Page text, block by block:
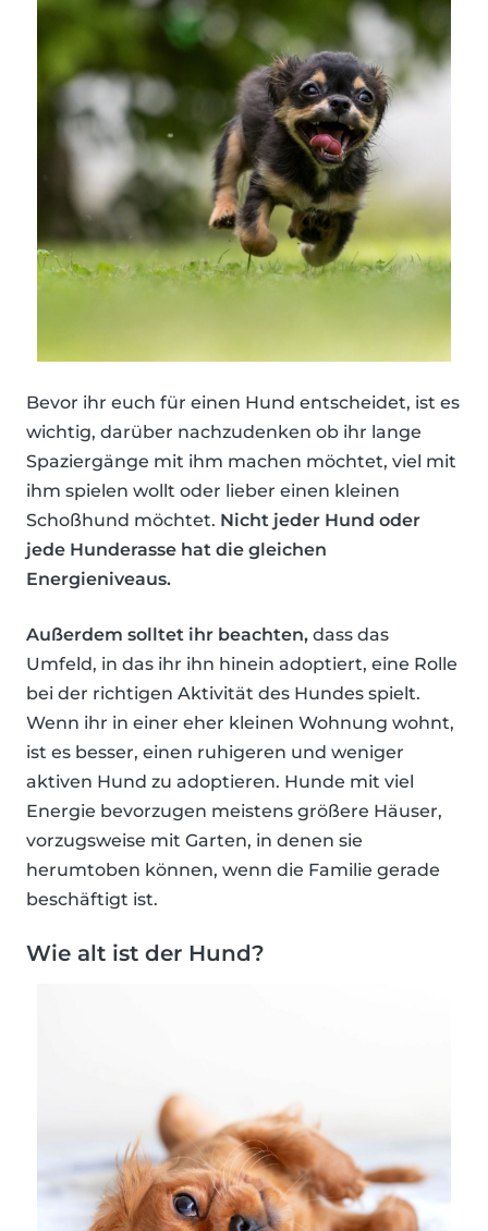
Bevor ihr euch für einen Hund entscheidet, ist es
wichtig, darüber nachzudenken ob ihr lange
Spaziergänge mit ihm machen möchtet, viel mit
ihm spielen wollt oder lieber einen kleinen
Schoßhund möchtet. Nicht jeder Hund oder
jede Hunderasse hat die gleichen
Energieniveaus.
Außerdem solltet ihr beachten, dass das
Umfeld, in das ihr ihn hinein adoptiert, eine Rolle
bei der richtigen Aktivität des Hundes spielt.
Wenn ihr in einer eher kleinen Wohnung wohnt,
ist es besser, einen ruhigeren und weniger
aktiven Hund zu adoptieren. Hunde mit viel
Energie bevorzugen meistens größere Häuser,
vorzugsweise mit Garten, in denen sie
herumtoben können, wenn die Familie gerade
beschäftigt ist.
Wie alt ist der Hund?